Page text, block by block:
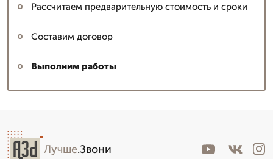
Рассчитаем предварительную стоимость и сроки
Составим договор
Выполним работы
Лучше.Звони